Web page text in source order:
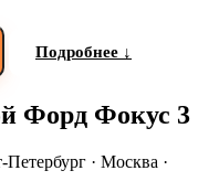
Подробнее ↓
Форд Фокус 3
Петербург · Москва ·